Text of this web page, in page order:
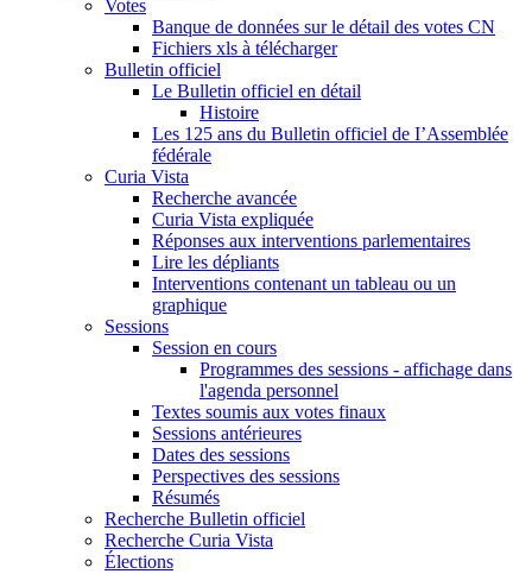
Votes
Banque de données sur le détail des votes CN
Fichiers xls à télécharger
Bulletin officiel
Le Bulletin officiel en détail
Histoire
Les 125 ans du Bulletin officiel de I’Assemblée
fédérale
Curia Vista
Recherche avancée
Curia Vista expliquée
Réponses aux interventions parlementaires
Lire les dépliants
Interventions contenant un tableau ou un
graphique
Sessions
Session en cours
Programmes des sessions - affichage dans
l'agenda personnel
Textes soumis aux votes finaux
Sessions antérieures
Dates des sessions
Perspectives des sessions
Résumés
Recherche Bulletin officiel
Recherche Curia Vista
Élections